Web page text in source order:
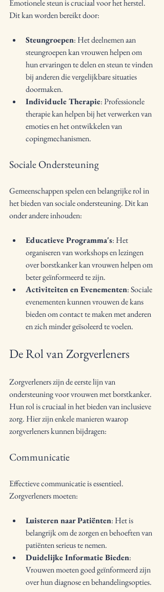
Emotionele steun is cruciaal voor het herstel.
Dit kan worden bereikt door:
Steungroepen: Het deelnemen aan
steungroepen kan vrouwen helpen om
hun ervaringen te delen en steun te vinden
bij anderen die vergelijkbare situaties
doormaken.
Individuele Therapie: Professionele
therapie kan helpen bij het verwerken van
emoties en het ontwikkelen van
copingmechanismen.
Sociale Ondersteuning
Gemeenschappen spelen een belangrijke rol in
het bieden van sociale ondersteuning. Dit kan
onder andere inhouden:
Educatieve Programma's: Het
organiseren van workshops en lezingen
over borstkanker kan vrouwen helpen om
beter geïnformeerd te zijn.
Activiteiten en Evenementen: Sociale
evenementen kunnen vrouwen de kans
bieden om contact te maken met anderen
en zich minder geïsoleerd te voelen.
De Rol van Zorgverleners
Zorgverleners zijn de eerste lijn van
ondersteuning voor vrouwen met borstkanker.
Hun rol is cruciaal in het bieden van inclusieve
zorg. Hier zijn enkele manieren waarop
zorgverleners kunnen bijdragen:
Communicatie
Effectieve communicatie is essentieel.
Zorgverleners moeten:
Luisteren naar Patiënten: Het is
belangrijk om de zorgen en behoeften van
patiënten serieus te nemen.
Duidelijke Informatie Bieden:
Vrouwen moeten goed geïnformeerd zijn
over hun diagnose en behandelingsopties.